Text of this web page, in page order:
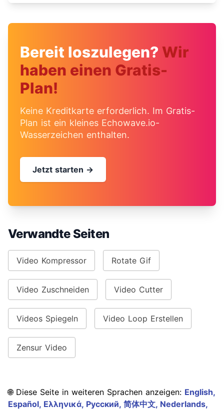
Bereit loszulegen? Wir
haben einen Gratis-
Plan!
Keine Kreditkarte erforderlich. Im Gratis-
Plan ist ein kleines Echowave.io-
Wasserzeichen enthalten.
Jetzt starten →
Verwandte Seiten
Video Kompressor Rotate Gif
Video Zuschneiden Video Cutter
Videos Spiegeln Video Loop Erstellen
Zensur Video
🌐 Diese Seite in weiteren Sprachen anzeigen: English,
Español, Ελληνικά, Русский, 简体中文, Nederlands,